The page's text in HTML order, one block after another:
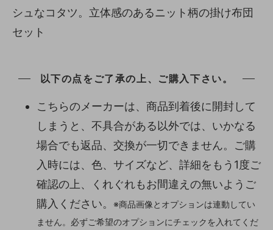
シュなコタツ。立体感のあるニット柄の掛け布団
セット
以下の点をご了承の上、ご購入下さい。
こちらのメーカーは、商品到着後に開封して
しまうと、不具合がある以外では、いかなる
場合でも返品、交換が一切できません。ご購
入時には、色、サイズなど、詳細をもう1度ご
確認の上、くれぐれもお間違えの無いようご
購入ください。
※商品画像とオプションは連動してい
ません。必ずご希望のオプションにチェックを入れてくだ